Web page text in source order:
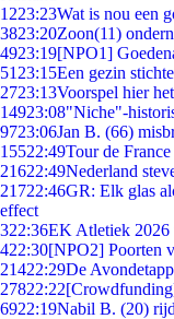
1223:23Wat is nou een
3823:20Zoon(11)
4923:19[NPO1]
51 23:15Een gezin
2723:13Voorspel hier
14923:08"Niche"-
9723:06Jan B. (66)
15522:49Tour de
21622:49Nederland
21722:46GR: Elk glas
effect
322:36EK Atletiek 2026
422:30[NPO2] Poorten
21422:29De
27822:22
6922:19Nabil B. (20)